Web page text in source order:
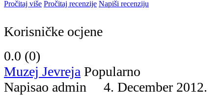
Pročitaj više Pročitaj recenzije Napiši recenziju
Korisničke ocjene
0.0 (0)
Muzej Jevreja Popularno
Napisao admin 4. December